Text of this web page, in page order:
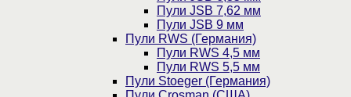
Пули JSB 7,62 мм
Пули JSB 9 мм
Пули RWS (Германия)
Пули RWS 4,5 мм
Пули RWS 5,5 мм
Пули Stoeger (Германия)